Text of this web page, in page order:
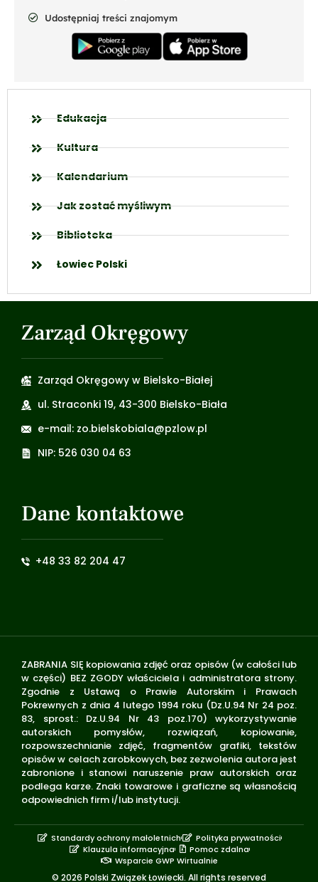
Udostępniaj treści znajomym
Edukacja
Kultura
Kalendarium
Jak zostać myśliwym
Biblioteka
Łowiec Polski
Zarząd Okręgowy
Zarząd Okręgowy w Bielsko-Białej
ul. Straconki 19, 43-300 Bielsko-Biała
e-mail: zo.bielskobiala@pzlow.pl
NIP: 526 030 04 63
Dane kontaktowe
+48 33 82 204 47
ZABRANIA SIĘ kopiowania zdjęć oraz opisów (w całości lub
w części) BEZ ZGODY właściciela i administratora strony.
Zgodnie z Ustawą o Prawie Autorskim i Prawach
Pokrewnych z dnia 4 lutego 1994 roku (Dz.U.94 Nr 24 poz.
83, sprost.: Dz.U.94 Nr 43 poz.170) wykorzystywanie
autorskich pomysłów, rozwiązań, kopiowanie,
rozpowszechnianie zdjęć, fragmentów grafiki, tekstów
opisów w celach zarobkowych, bez zezwolenia autora jest
zabronione i stanowi naruszenie praw autorskich oraz
podlega karze. Znaki towarowe i graficzne są własnością
odpowiednich firm i/lub instytucji.
© 2026 Polski Związek Łowiecki. All rights reserved
Standardy ochrony małoletnich
Polityka prywatności
Klauzula informacyjna
Pomoc zdalna
Wsparcie GWP Wirtualnie